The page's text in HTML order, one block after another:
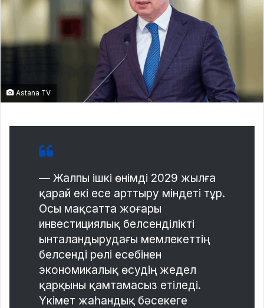
Astana TV
— Жалпы ішкі өнімді 2029 жылға
қарай екі есе арттыру міндеті тұр.
Осы мақсатта жоғары
инвестициялық белсенділікті
ынталандырудағы мемлекеттің
белсенді рөлі есебінен
экономикалық өсудің жедел
қарқыны қамтамасыз етіледі.
Үкімет жаһандық бәсекеге